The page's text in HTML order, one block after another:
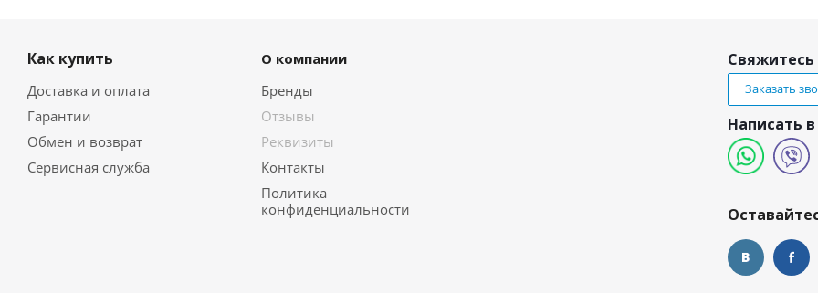
Как купить
Доставка и оплата
Гарантии
Обмен и возврат
Сервисная служба
О компании
Бренды
Отзывы
Реквизиты
Контакты
Политика
конфиденциальности
Свяжитесь
Заказать
Написать